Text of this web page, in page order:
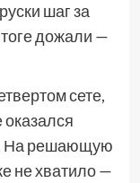
шаг за
дожали —
сете,
оказался
На решающую
не хватило —